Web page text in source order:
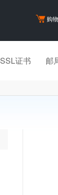
购
SSL证书 邮